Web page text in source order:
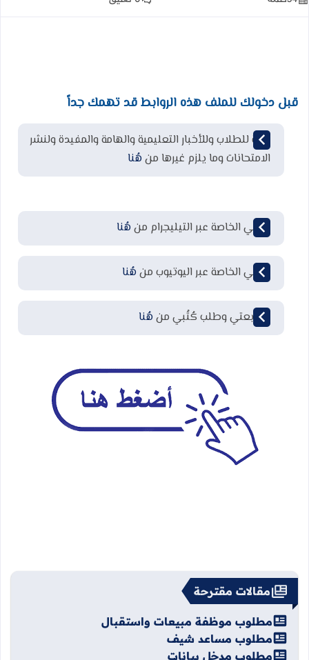
قبل دخولك للملف هذه الروابط قد تهمك جداً
قناة للطلاب وللأخبار التعليمية والهامة والمفيدة ولنشر
الامتحانات وما يلزم غيرها من هُنا
قناتي الخاصة عبر التيليجرام من هُنا
قناتي الخاصة عبر اليوتيوب من هُنا
لمتابعتي وطلب كُتُبي من هُنا
مقالات مقترحة
مطلوب موظفة مبيعات واستقبال
مطلوب مساعد شيف
مطلوب مدخل بيانات